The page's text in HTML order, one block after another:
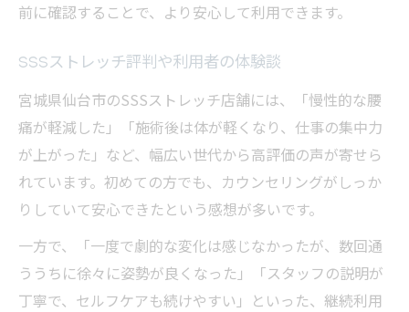
前に確認することで、より安心して利用できます。
SSSストレッチ評判や利用者の体験談
宮城県仙台市のSSSストレッチ店舗には、「慢性的な腰
痛が軽減した」「施術後は体が軽くなり、仕事の集中力
が上がった」など、幅広い世代から高評価の声が寄せら
れています。初めての方でも、カウンセリングがしっか
りしていて安心できたという感想が多いです。
一方で、「一度で劇的な変化は感じなかったが、数回通
ううちに徐々に姿勢が良くなった」「スタッフの説明が
丁寧で、セルフケアも続けやすい」といった、継続利用